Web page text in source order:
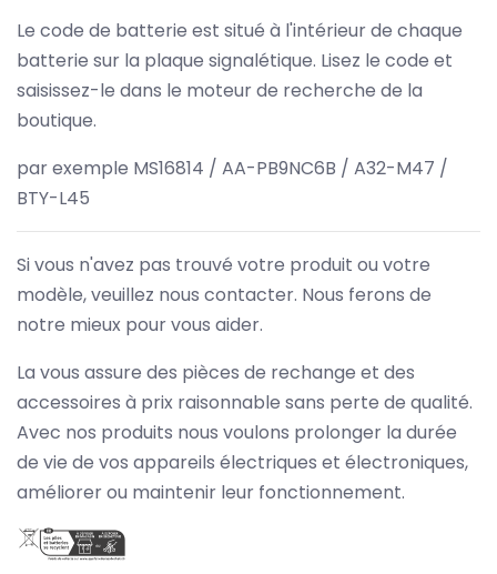
Le code de batterie est situé à l'intérieur de chaque
batterie sur la plaque signalétique. Lisez le code et
saisissez-le dans le moteur de recherche de la
boutique.
par exemple MS16814 / AA-PB9NC6B / A32-M47 /
BTY-L45
Si vous n'avez pas trouvé votre produit ou votre
modèle, veuillez nous contacter. Nous ferons de
notre mieux pour vous aider.
La vous assure des pièces de rechange et des
accessoires à prix raisonnable sans perte de qualité.
Avec nos produits nous voulons prolonger la durée
de vie de vos appareils électriques et électroniques,
améliorer ou maintenir leur fonctionnement.